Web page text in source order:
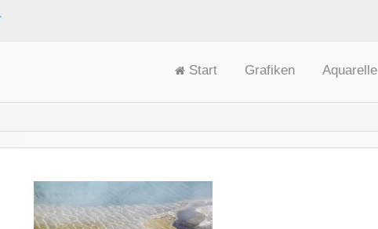
Start Grafiken Aquarelle